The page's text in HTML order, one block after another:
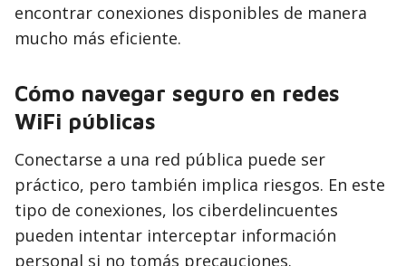
encontrar conexiones disponibles de manera
mucho más eficiente.
Cómo navegar seguro en redes
WiFi públicas
Conectarse a una red pública puede ser
práctico, pero también implica riesgos. En este
tipo de conexiones, los ciberdelincuentes
pueden intentar interceptar información
personal si no tomás precauciones.